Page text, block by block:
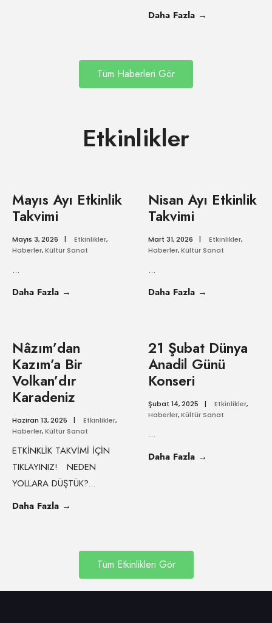
Daha Fazla →
Tüm Haberleri Gör
Etkinlikler
Mayıs Ayı Etkinlik
Takvimi
Mayıs 3, 2026 | Etkinlikler,
Haberler,Kültür Sanat
...
Daha Fazla →
Nisan Ayı Etkinlik
Takvimi
Mart 31, 2026 | Etkinlikler,
Haberler,Kültür Sanat
...
Daha Fazla →
Nâzım’dan
Kazım’a Bir
Volkan’dır
Karadeniz
Haziran 13, 2025 | Etkinlikler,
Haberler,Kültür Sanat
ETKİNKLİK TAKVİMİ İÇİN
TIKLAYINIZ! NEDEN
YOLLARA DÜŞTÜK?...
Daha Fazla →
21 Şubat Dünya
Anadil Günü
Konseri
Şubat 14, 2025 | Etkinlikler,
Haberler,Kültür Sanat
...
Daha Fazla →
Tüm Etkinlikleri Gör